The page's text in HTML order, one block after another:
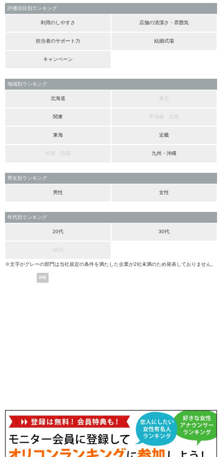
評価項目別ランキング
利用のしやすさ 店舗の清潔さ・雰囲気
担当者のサポート力 結婚式場
キャンペーン
地域別ランキング
北海道 東北
関東 甲信越・北陸
東海 近畿
中国・四国 九州・沖縄
男女別ランキング
男性 女性
年代別ランキング
20代 30代
40代
※文字がグレーの部門は当社規定の条件を満たした企業が2社未満のため発表しておりません。
PR